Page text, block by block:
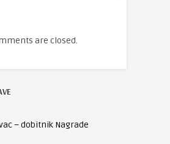
are closed.
– dobitnik Nagrade